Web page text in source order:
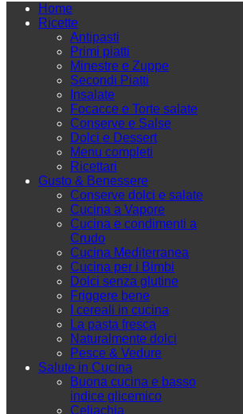
Home
Ricette
Antipasti
Primi piatti
Minestre e Zuppe
Secondi Piatti
Insalate
Focacce e Torte salate
Conserve e Salse
Dolci e Dessert
Menu completi
Ricettari
Gusto & Benessere
Conserve dolci e salate
Cucina a Vapore
Cucina e condimenti a
Crudo
Cucina Mediterranea
Cucina per i Bimbi
Dolci senza glutine
Friggere bene
I cereali in cucina
La pasta fresca
Naturalmente dolci
Pesce & Vedure
Salute in Cucina
Buona cucina e basso
indice glicemico
Celiachia